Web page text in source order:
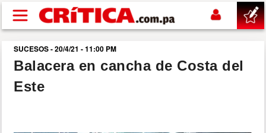
Pasar al contenido principal
buscar
SUCESOS
SUCESOS - 20/4/21 - 11:00 PM
Balacera en cancha de Costa del
Este